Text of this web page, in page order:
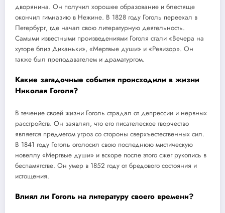
дворянина. Он получил хорошее образование и блестяще
окончил гимназию в Нежине. В 1828 году Гоголь переехал в
Петербург, где начал свою литературную деятельность.
Самыми известными произведениями Гоголя стали «Вечера на
хуторе близ Диканьки», «Мертвые души» и «Ревизор». Он
также был преподавателем и драматургом.
Какие загадочные события происходили в жизни
Николая Гоголя?
В течение своей жизни Гоголь страдал от депрессии и нервных
расстройств. Он заявлял, что его писателеское творчество
является предметом угроз со стороны сверхъестественных сил.
В 1841 году Гоголь оголосил свою последнюю мистическую
новеллу «Мертвые души» и вскоре после этого сжег рукопись в
беспамятстве. Он умер в 1852 году от бредового состояния и
истощения.
Влиял ли Гоголь на литературу своего времени?